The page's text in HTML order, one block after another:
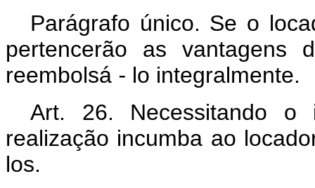
Parágrafo único. Se o
pertencerão as vantagens
reembolsá - lo integralmente.
Art. 26. Necessitando o
realização incumba ao
los.